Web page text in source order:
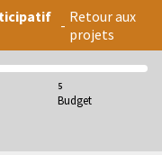
- Retour aux
projets
5
Budget